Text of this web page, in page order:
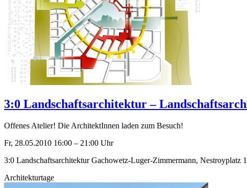
3:0 Landschaftsarchitektur –
Offenes Atelier! Die ArchitektInnen laden zum Besuch!
Fr, 28.05.2010 16:00 – 21:00 Uhr
3:0 Landschaftsarchitektur Gachowetz-Luger-Zimmermann,
Architekturtage